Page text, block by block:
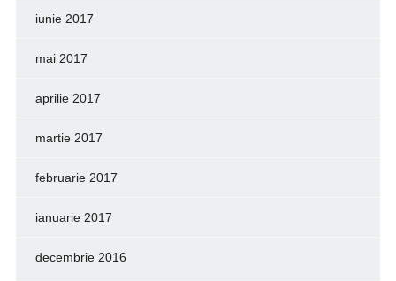
iunie 2017
mai 2017
aprilie 2017
martie 2017
februarie 2017
ianuarie 2017
decembrie 2016